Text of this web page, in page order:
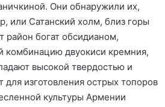
Они обнаружили их,
или Сатанский холм, близ горы
район богат обсидианом,
комбинацию двуокиси кремния,
высокой твердостью и
изготовления острых топоров
культуры Армении